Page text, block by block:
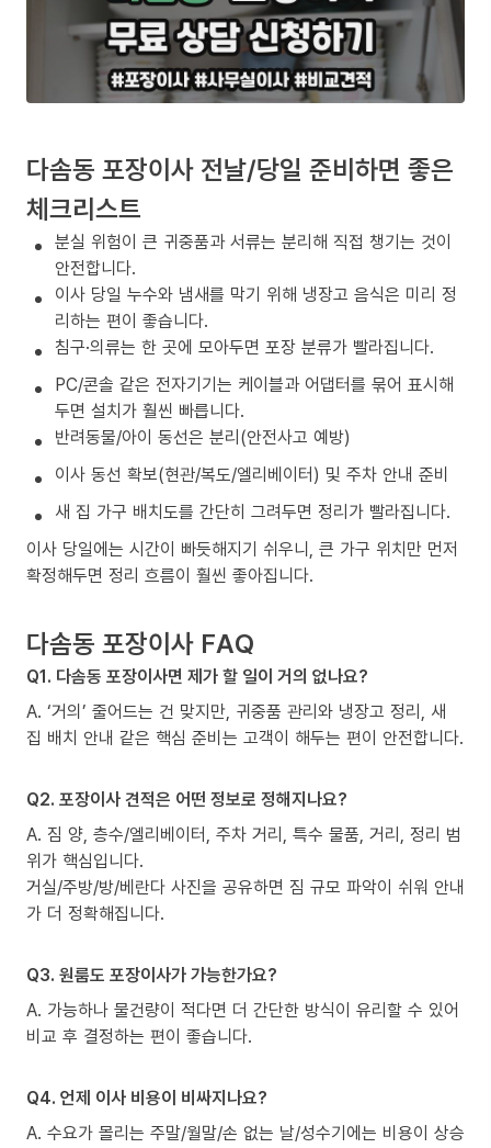
다솜동 포장이사 전날/당일 준비하면 좋은
체크리스트
분실 위험이 큰 귀중품과 서류는 분리해 직접 챙기는 것이
안전합니다.
이사 당일 누수와 냄새를 막기 위해 냉장고 음식은 미리 정
리하는 편이 좋습니다.
침구·의류는 한 곳에 모아두면 포장 분류가 빨라집니다.
PC/콘솔 같은 전자기기는 케이블과 어댑터를 묶어 표시해
두면 설치가 훨씬 빠릅니다.
반려동물/아이 동선은 분리(안전사고 예방)
이사 동선 확보(현관/복도/엘리베이터) 및 주차 안내 준비
새 집 가구 배치도를 간단히 그려두면 정리가 빨라집니다.
이사 당일에는 시간이 빠듯해지기 쉬우니, 큰 가구 위치만 먼저
확정해두면 정리 흐름이 훨씬 좋아집니다.
다솜동 포장이사 FAQ
Q1. 다솜동 포장이사면 제가 할 일이 거의 없나요?
A. ‘거의’ 줄어드는 건 맞지만, 귀중품 관리와 냉장고 정리, 새
집 배치 안내 같은 핵심 준비는 고객이 해두는 편이 안전합니다.
Q2. 포장이사 견적은 어떤 정보로 정해지나요?
A. 짐 양, 층수/엘리베이터, 주차 거리, 특수 물품, 거리, 정리 범
위가 핵심입니다.
거실/주방/방/베란다 사진을 공유하면 짐 규모 파악이 쉬워 안내
가 더 정확해집니다.
Q3. 원룸도 포장이사가 가능한가요?
A. 가능하나 물건량이 적다면 더 간단한 방식이 유리할 수 있어
비교 후 결정하는 편이 좋습니다.
Q4. 언제 이사 비용이 비싸지나요?
A. 수요가 몰리는 주말/월말/손 없는 날/성수기에는 비용이 상승